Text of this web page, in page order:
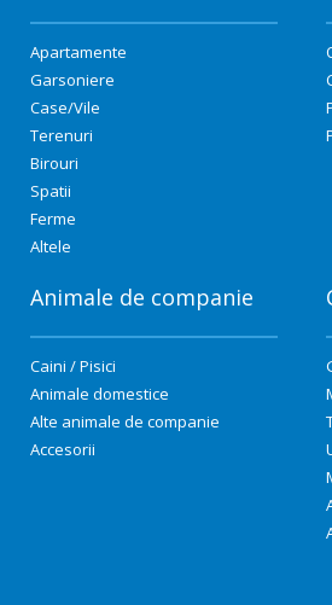
Apartamente
Garsoniere
Case/Vile
Terenuri
Birouri
Spatii
Ferme
Altele
Animale de companie
Caini / Pisici
Animale domestice
Alte animale de companie
Accesorii